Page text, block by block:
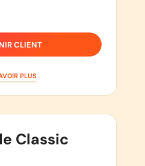
CLIENT
PLUS
Classic